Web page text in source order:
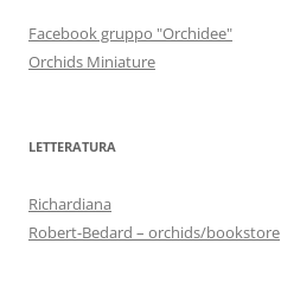
Facebook gruppo "Orchidee"
Orchids Miniature
LETTERATURA
Richardiana
Robert-Bedard – orchids/bookstore